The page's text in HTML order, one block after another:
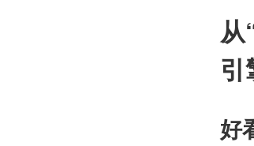
从
引
好